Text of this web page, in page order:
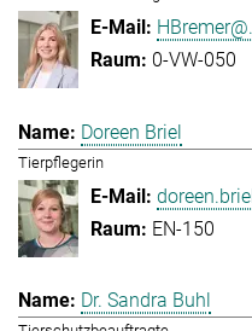
0-VW-050
Doreen Briel
Tierpflegerin
EN-150
Dr. Sandra Buhl